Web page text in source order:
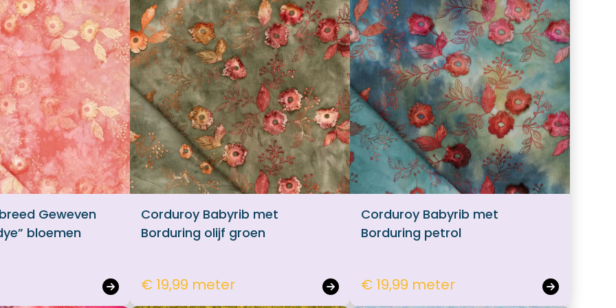
Geweven
bloemen
Corduroy Babyrib met
Borduring olijf groen
€ 19,99 meter
Corduroy Babyrib met
Borduring petrol
€ 19,99 meter